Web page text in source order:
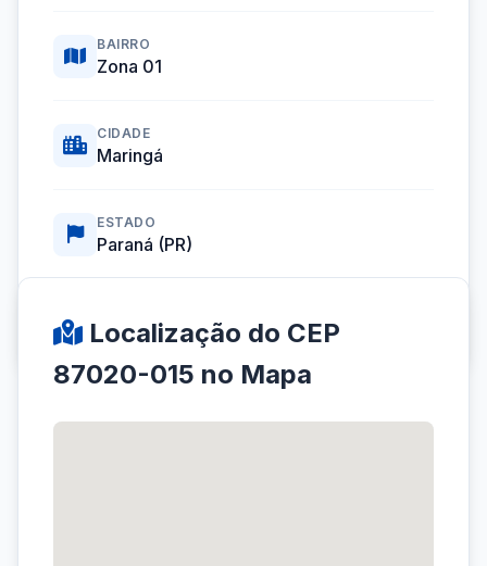
BAIRRO
Zona 01
CIDADE
Maringá
ESTADO
Paraná (PR)
Localização do CEP
87020-015 no Mapa